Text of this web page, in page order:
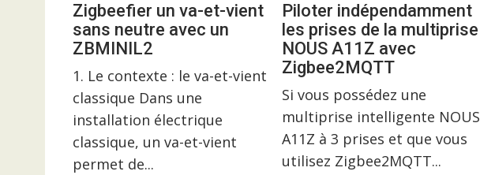
Zigbeefier un va-et-vient
sans neutre avec un
ZBMINIL2
1. Le contexte : le va-et-vient
classique Dans une
installation électrique
classique, un va-et-vient
permet de...
Piloter indépendamment
les prises de la multiprise
NOUS A11Z avec
Zigbee2MQTT
Si vous possédez une
multiprise intelligente NOUS
A11Z à 3 prises et que vous
utilisez Zigbee2MQTT...